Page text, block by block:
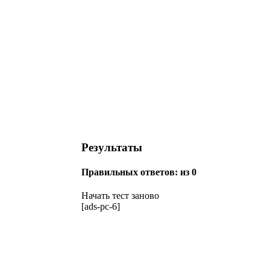
Результаты
Правильных ответов: из 0
Начать тест заново
[ads-pc-6]